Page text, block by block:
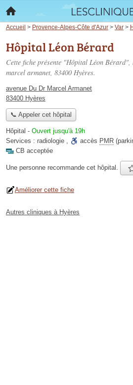
Accueil > Provence-Alpes-Côte d'Azur > Var >
Hôpital Léon Bérard
Cette fiche présente "Hôpital Léon
marcel armanet, 83400 Hyères.
avenue Du Dr Marcel Armanet
83400 Hyères
📞 Appeler cet hôpital
Hôpital - Ouvert jusqu'à 19h
Services : radiologie , accès PMR
CB acceptée
Une personne recommande cet hôpital.
Améliorer cette fiche
Autres cliniques à Hyères